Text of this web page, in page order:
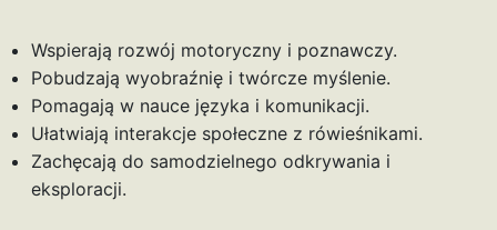
Wspierają rozwój motoryczny i poznawczy.
Pobudzają wyobraźnię i twórcze myślenie.
Pomagają w nauce języka i komunikacji.
Ułatwiają interakcje społeczne z rówieśnikami.
Zachęcają do samodzielnego odkrywania i
eksploracji.